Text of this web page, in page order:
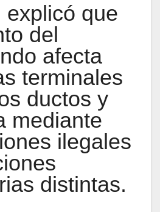
explicó que
del
afecta
terminales
ductos y
mediante
ilegales
distintas.